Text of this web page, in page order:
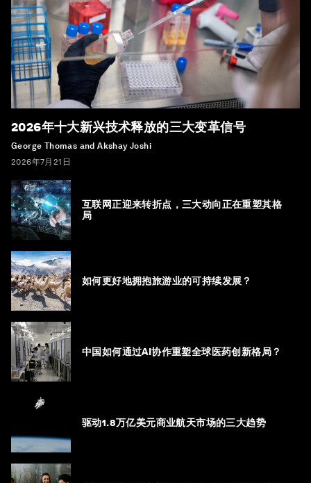
2026年十大新兴技术释放的三大变革信号
George Thomas and Akshay Joshi
2026年7月21日
互联网正迎来转折点，三大动向正在重塑其格
局
如何更好地拥抱旅游业的可持续发展？
中国如何通过AI协作重塑全球医药创新格局？
驱动1.8万亿美元商业航天市场的三大趋势